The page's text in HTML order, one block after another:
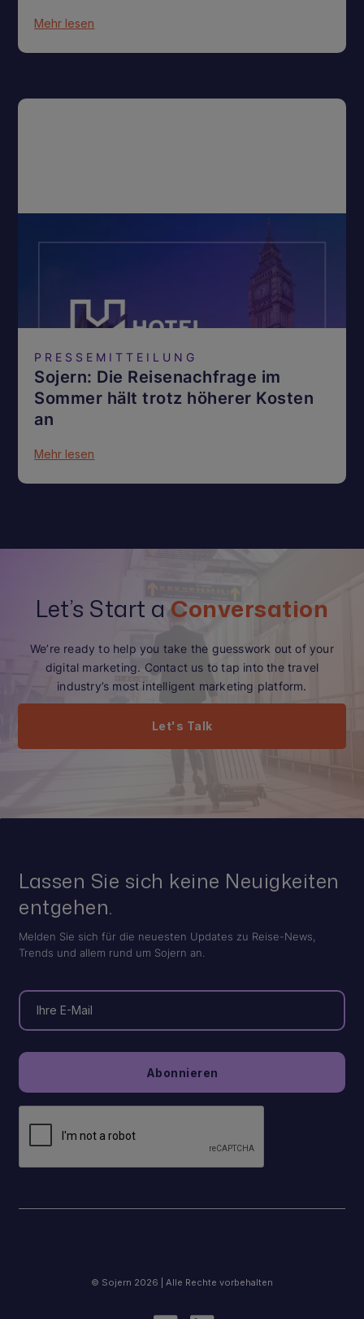
Mehr lesen
PRESSEMITTEILUNG
Sojern: Die Reisenachfrage im
Sommer hält trotz höherer Kosten
an
Mehr lesen
Let’s Start a Conversation
We’re ready to help you take the guesswork out of your
digital marketing. Contact us to tap into the travel
industry’s most intelligent marketing platform.
Let's Talk
Lassen Sie sich keine Neuigkeiten
entgehen.
Melden Sie sich für die neuesten Updates zu Reise-News,
Trends und allem rund um Sojern an.
© Sojern 2026 | Alle Rechte vorbehalten